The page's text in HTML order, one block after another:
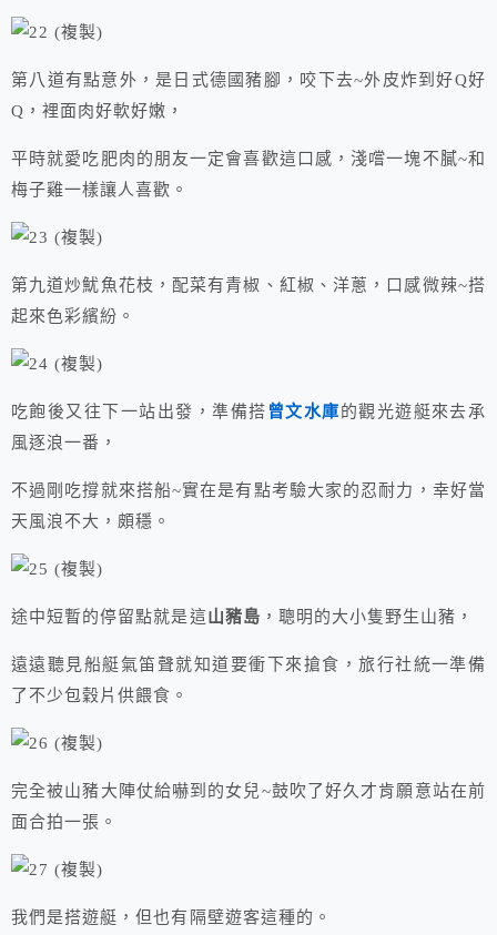
第八道有點意外，是日式德國豬腳，咬下去~外皮炸到好Q好
Q，裡面肉好軟好嫩，
平時就愛吃肥肉的朋友一定會喜歡這口感，淺嚐一塊不膩~和
梅子雞一樣讓人喜歡。
第九道炒魷魚花枝，配菜有青椒、紅椒、洋蔥，口感微辣~搭
起來色彩繽紛。
吃飽後又往下一站出發，準備搭 曾文水庫的觀光遊艇來去承
風逐浪一番，
不過剛吃撐就來搭船~實在是有點考驗大家的忍耐力，幸好當
天風浪不大，頗穩。
途中短暫的停留點就是這山豬島 ，聰明的大小隻野生山豬，
遠遠聽見船艇氣笛聲就知道要衝下來搶食，旅行社統一準備
了不少包穀片供餵食。
完全被山豬大陣仗給嚇到的女兒~鼓吹了好久才肯願意站在前
面合拍一張。
我們是搭遊艇，但也有隔壁遊客這種的。